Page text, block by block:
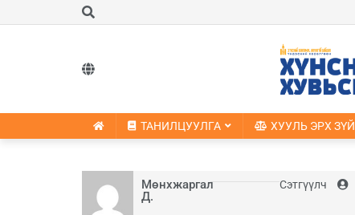
ТАНИЛЦУУЛГА ХУУЛЬ ЭРХ ЗҮЙ
Мөнхжаргал
Д.
Сэтгүүлч